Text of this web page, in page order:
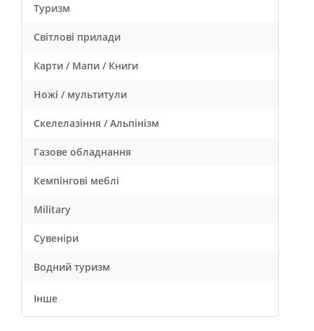
Туризм
Світлові прилади
Карти / Мапи / Книги
Ножі / мультитули
Скелелазіння / Альпінізм
Газове обладнання
Кемпінгові меблі
Military
Сувеніри
Водний туризм
Інше